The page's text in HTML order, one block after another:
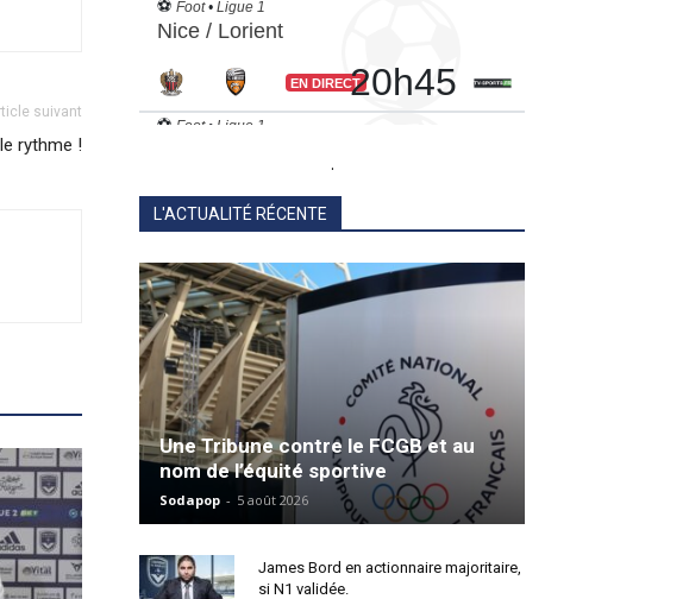
suivant
rythme !
.
L'ACTUALITÉ RÉCENTE
Une Tribune contre le FCGB et au
nom de l’équité sportive
Sodapop - 5 août 2026
James Bord en actionnaire majoritaire,
si N1 validée.